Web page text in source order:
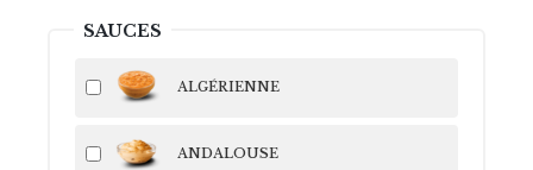
SAUCES
ALGÉRIENNE
ANDALOUSE